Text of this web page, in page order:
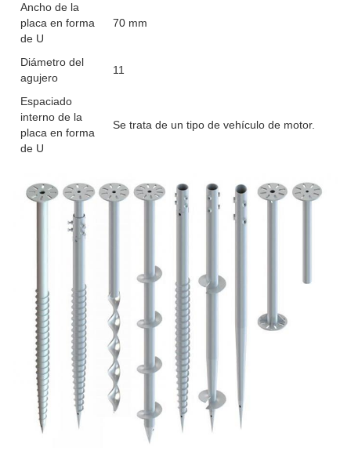
Ancho de la
placa en forma
de U
70 mm
Diámetro del
agujero
11
Espaciado
interno de la
placa en forma
de U
Se trata de un tipo de vehículo de motor.